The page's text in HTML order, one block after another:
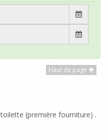
Haut de page
(première fourniture) .